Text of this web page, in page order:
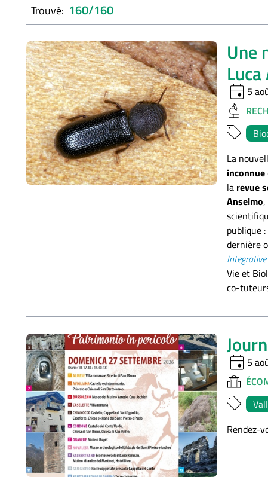
Trouvé: 160/160
Une
event 5
La
inconnue
la revue
Anselmo,
publique
dernière
Vie et
co-
event 5
Rendez-